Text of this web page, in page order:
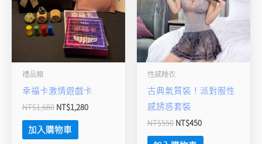
禮品類
幸福卡激情遊戲卡
NT$1,680 NT$1,280
加入購物車
性感睡衣
古典氣質裝！派對服性
感誘惑套裝
NT$550 NT$450